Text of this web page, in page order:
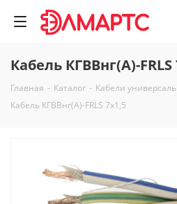
Кабель КГВВнг(А)-FRLS
Главная - Каталог - Кабели
Кабель КГВВнг(А)-FRLS 7х1,5